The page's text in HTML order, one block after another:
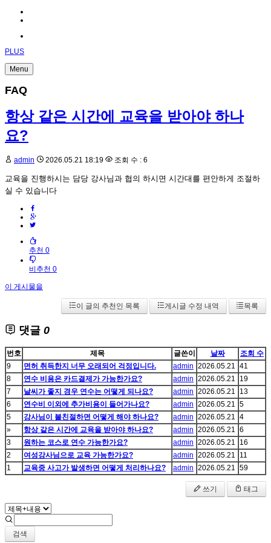
PLUS
Menu
FAQ
항상 같은 시간에 교육을 받아야 하나
요?
admin 2026.05.21 18:19 조회 수 : 6
교육을 진행하시는 담당 강사님과 협의 하시면 시간대를 편안하게 조절하
실 수 있습니다
추천 0
비추천 0
이 게시물을
이 글의 추천인 목록 게시글 수정 내역 목록
댓글 0
번호 제목 글쓴이 날짜
조회 수
9
면허 취득한지 너무 오래되어 걱정입니다. admin 2026.05.21 41
8
연수 비용은 카드결제가 가능한가요? admin 2026.05.21
19
7
날씨가 좋지 경우 연수는 어떻게 되나요? admin 2026.05.21
13
6
연수비 이외에 추가비용이 들어가나요? admin 2026.05.21 5
5
강사님이 불친절하면 어떻게 해야 하나요? admin 2026.05.21 4
»
항상 같은 시간에 교육을 받아야 하나요? admin 2026.05.21 6
3
원하는 코스로 연수 가능한가요? admin 2026.05.21
16
2
여성강사님으로 교육 가능한가요? admin 2026.05.21
11
1
교육중 사고가 발생하면 어떻게 처리하나요? admin 2026.05.21 59
쓰기 태그
검색